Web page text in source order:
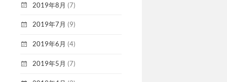
2019年8月 (7)
2019年7月 (9)
2019年6月 (4)
2019年5月 (7)